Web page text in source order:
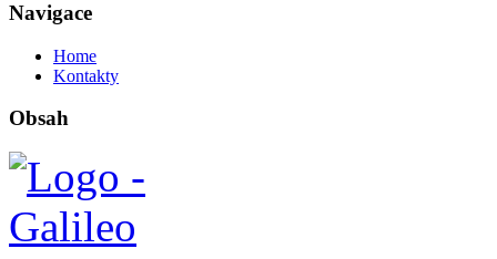
Navigace
Home
Kontakty
Obsah